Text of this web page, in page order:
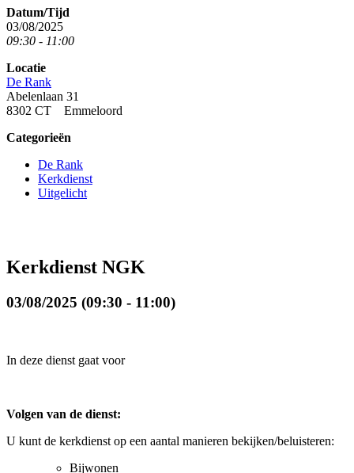
Datum/Tijd
03/08/2025
09:30 - 11:00
Locatie
De Rank
Abelenlaan 31
8302 CT Emmeloord
Categorieën
De Rank
Kerkdienst
Uitgelicht
Kerkdienst NGK
03/08/2025 (09:30 - 11:00)
In deze dienst gaat voor
Volgen van de dienst:
U kunt de kerkdienst op een aantal manieren bekijken/beluisteren:
Bijwonen